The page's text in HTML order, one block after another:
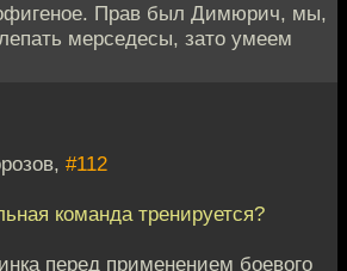
Прав был Димюрич, мы,
мерседесы, зато умеем
#112
команда тренируется?
перед применением боевого